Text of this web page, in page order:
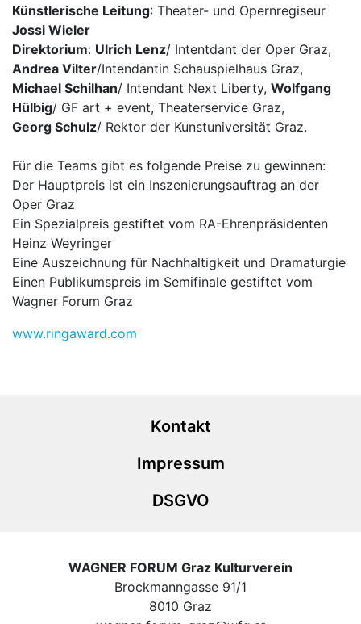
Künstlerische Leitung: Theater- und Opernregiseur
Jossi Wieler
Direktorium: Ulrich Lenz/ Intentdant der Oper Graz,
Andrea Vilter/Intendantin Schauspielhaus Graz,
Michael Schilhan/ Intendant Next Liberty, Wolfgang
Hülbig/ GF art + event, Theaterservice Graz,
Georg Schulz/ Rektor der Kunstuniversität Graz.
Für die Teams gibt es folgende Preise zu gewinnen:
Der Hauptpreis ist ein Inszenierungsauftrag an der
Oper Graz
Ein Spezialpreis gestiftet vom RA-Ehrenpräsidenten
Heinz Weyringer
Eine Auszeichnung für Nachhaltigkeit und Dramaturgie
Einen Publikumspreis im Semifinale gestiftet vom
Wagner Forum Graz
www.ringaward.com
Kontakt
Impressum
DSGVO
WAGNER FORUM Graz Kulturverein
Brockmanngasse 91/1
8010 Graz